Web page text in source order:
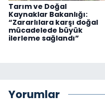
Tarım ve Doğal
Kaynaklar Bakanlığı:
“Zararlılara karşı doğal
mücadelede büyük
ilerleme sağlandı”
Yorumlar